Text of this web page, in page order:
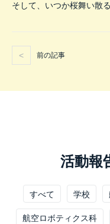
そして、いつか桜舞い散
前の記事
活動報
すべて 学校
航空ロボティクス科